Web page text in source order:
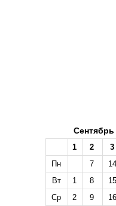
Сентябрь
1 2 3
Пн
7 14
Вт
1 8 15
Ср
2 9 16